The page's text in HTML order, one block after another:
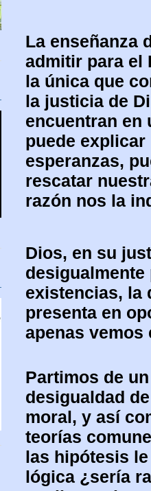
La enseñanza
admitir para
la única que
la justicia de
encuentran en
puede
esperanzas,
rescatar
razón nos la
Dios, en su
existencias, la
presenta en
apenas vemos
Partimos de
desigualdad
moral, y así
teorías
las hipótesis
lógica ¿sería